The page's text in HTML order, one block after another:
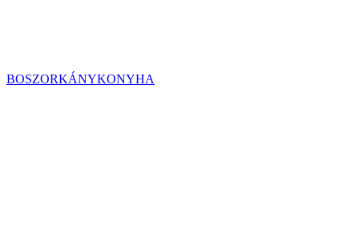
BOSZORKÁNYKONYHA